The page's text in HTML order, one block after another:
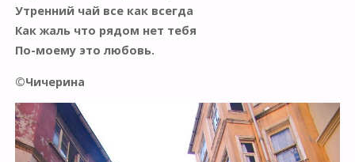
Утренний чай все как всегда
Как жаль что рядом нет тебя
По-моему это любовь.
©Чичерина